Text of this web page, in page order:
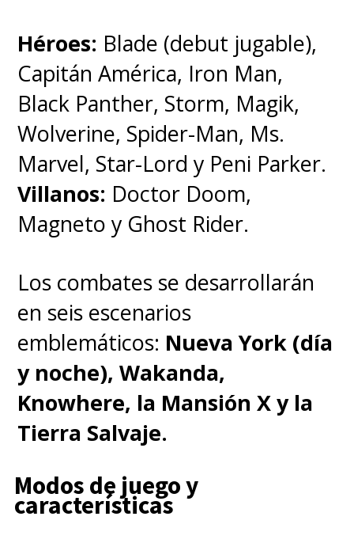
Héroes: Blade (debut jugable),
Capitán América, Iron Man,
Black Panther, Storm, Magik,
Wolverine, Spider-Man, Ms.
Marvel, Star-Lord y Peni Parker.
Villanos: Doctor Doom,
Magneto y Ghost Rider.
Los combates se desarrollarán
en seis escenarios
emblemáticos: Nueva York (día
y noche), Wakanda,
Knowhere, la Mansión X y la
Tierra Salvaje.
Modos de juego y
características